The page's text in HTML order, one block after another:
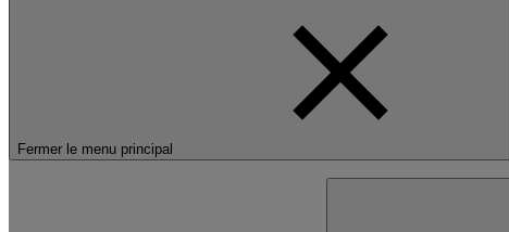
Fermer le menu principal